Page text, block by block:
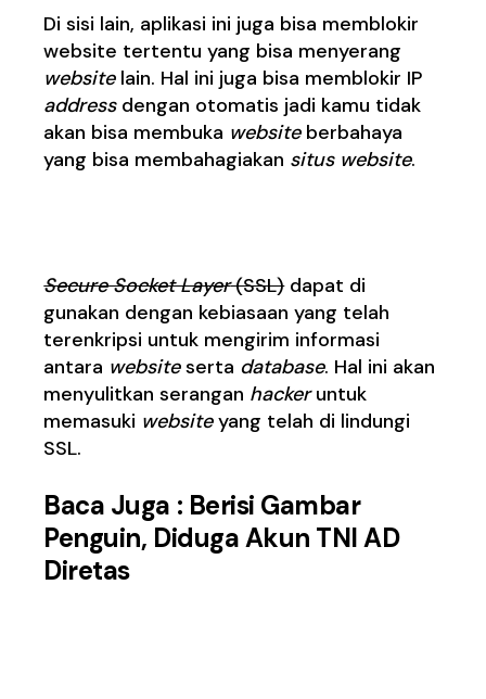
Di sisi lain, aplikasi ini juga bisa memblokir
website tertentu yang bisa menyerang
websitelain. Hal ini juga bisa memblokir IP
addressdengan otomatis jadi kamu tidak
akan bisa membuka website berbahaya
yang bisa membahagiakan situs website.
Secure Socket Layer(SSL)dapat di
gunakan dengan kebiasaan yang telah
terenkripsi untuk mengirim informasi
antara websiteserta database. Hal ini akan
menyulitkan serangan hackeruntuk
memasuki websiteyang telah di lindungi
SSL.
Baca Juga : Berisi Gambar
Penguin, Diduga Akun TNI AD
Diretas